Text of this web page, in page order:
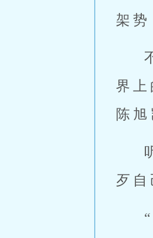
架势
界
陈旭
歹